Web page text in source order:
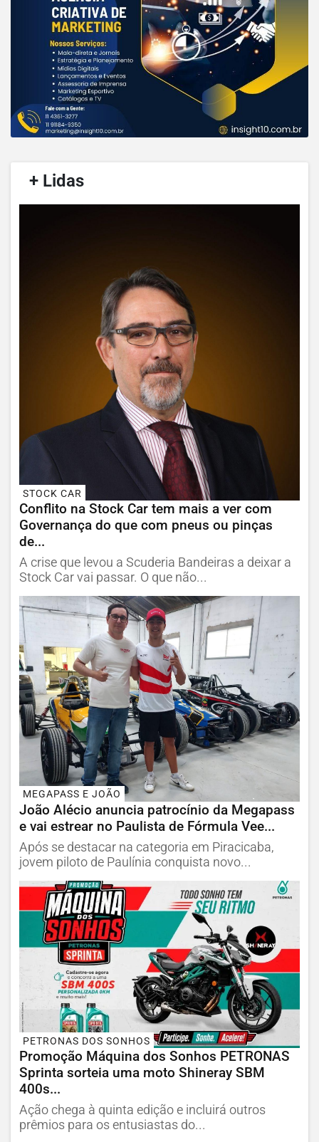
+ Lidas
STOCK CAR
Conflito na Stock Car tem mais a ver com
Governança do que com pneus ou pinças
de...
A crise que levou a Scuderia Bandeiras a deixar a
Stock Car vai passar. O que não...
MEGAPASS E JOÃO
João Alécio anuncia patrocínio da Megapass
e vai estrear no Paulista de Fórmula Vee...
Após se destacar na categoria em Piracicaba,
jovem piloto de Paulínia conquista novo...
PETRONAS DOS SONHOS
Promoção Máquina dos Sonhos PETRONAS
Sprinta sorteia uma moto Shineray SBM
400s...
Ação chega à quinta edição e incluirá outros
prêmios para os entusiastas do...